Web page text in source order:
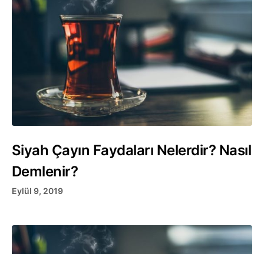
Siyah Çayın Faydaları Nelerdir? Nasıl
Demlenir?
Eylül 9, 2019